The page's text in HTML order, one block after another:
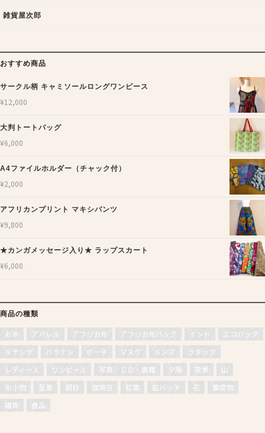
雑貨屋次郎
おすすめ商品
サークル柄 キャミソールロングワンピース
¥12,000
大判トートバッグ
¥6,000
A4ファイルホルダー（チャック付）
¥2,000
アフリカンプリント マキシパンツ
¥9,800
★カンガメッセージ入り★ ラップスカート
¥6,000
商品の種類
お米 アパレル アフリカ布 アフリカ布バッグ インド
エコバッグ
キテンゲ
バラナシ ポーチ マスク メンズ
ラダック
レディース
ワンピース 写真・ＣＤ・書籍 夕陽 夜景
山
布小物
星景 朝日 珈琲豆 紅葉 缶バッチ 花
農産物
雑貨
食品